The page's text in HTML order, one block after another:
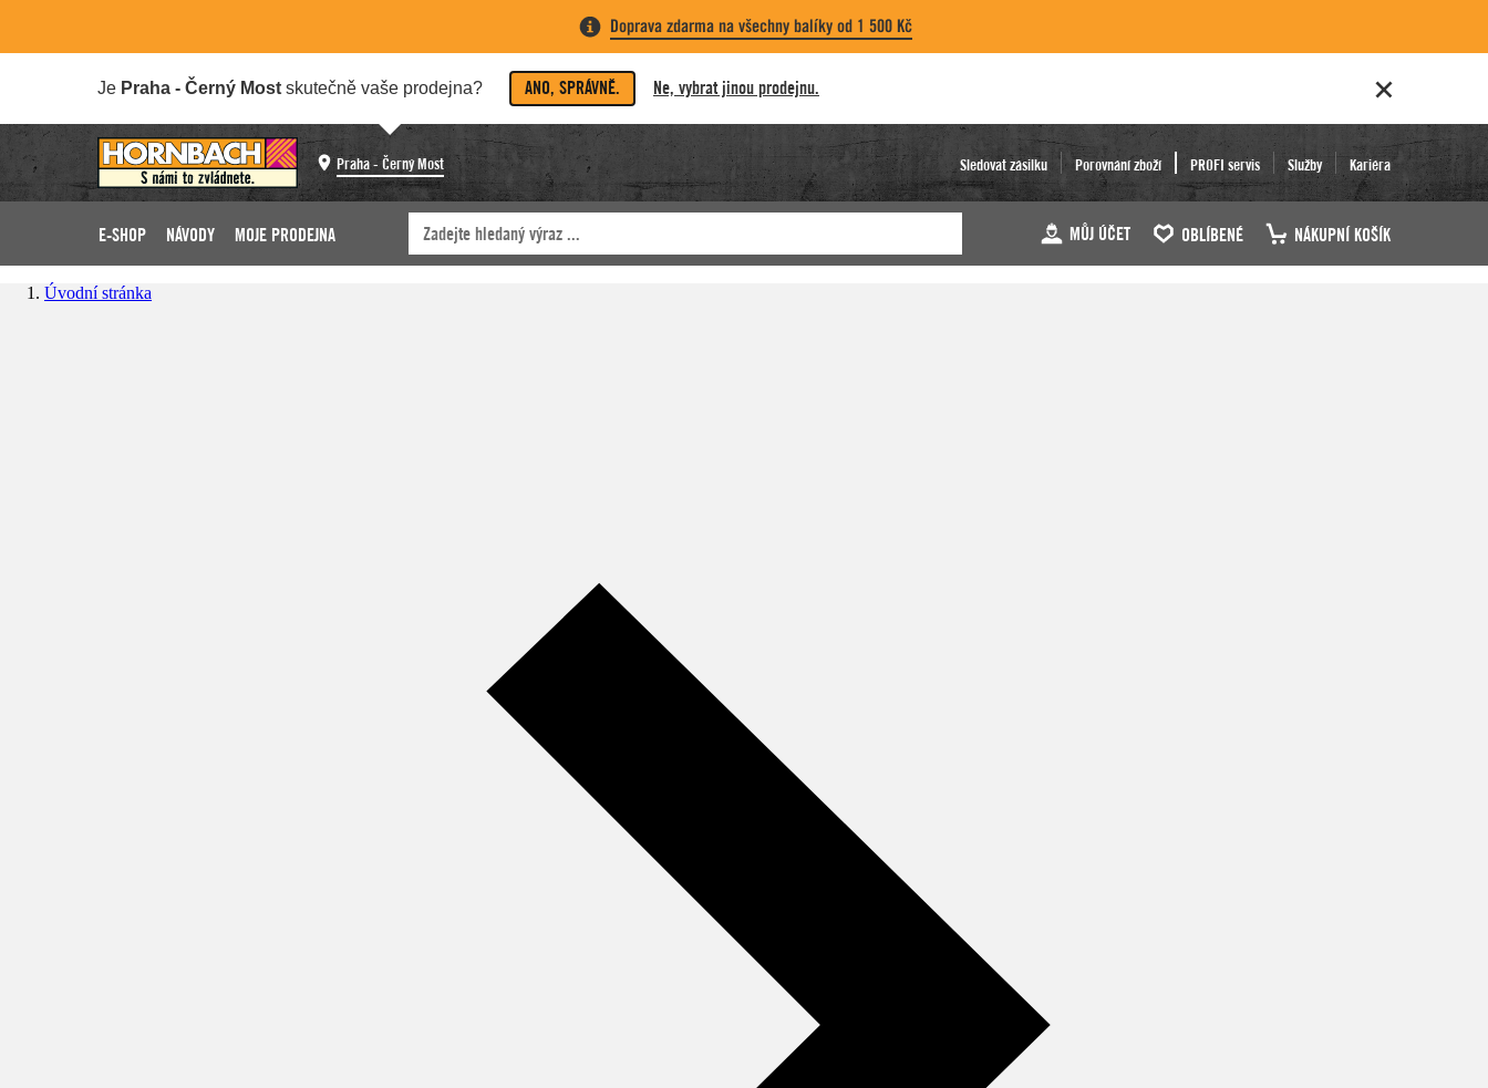
Doprava zdarma na všechny balíky od 1 500 Kč
Je Praha - Černý Most skutečně vaše prodejna? ANO, SPRÁVNĚ. Ne, vybrat jinou prodejnu.
Praha - Černý Most Sledovat zásilku Porovnání zboží PROFI servis Služby Kariéra
E-SHOP NÁVODY MOJE PRODEJNA MŮJ ÚČET OBLÍBENÉ NÁKUPNÍ KOŠÍK
Úvodní stránka